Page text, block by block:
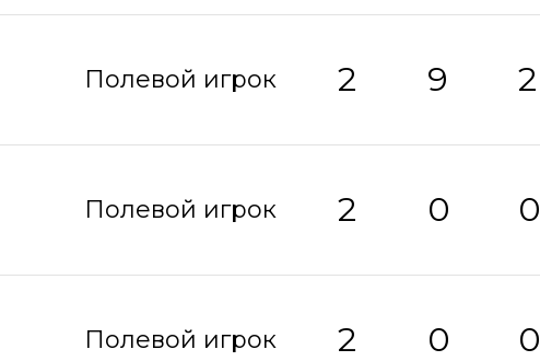
Полевой игрок 2 9 2
Полевой игрок 2 0 0
Полевой игрок 2 0 0